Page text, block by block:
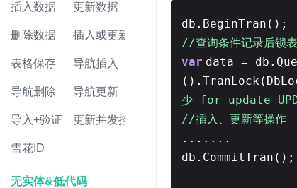
插入数据 更新数据
删除数据 插入或更新
表格保存 导航插入
导航删除 导航更新
导入+验证 更新并发控制
雪花ID
无实体&低代码
db.BeginTran();
//查询条件记录后锁表
var data =
少 for update
//插入、更新等操作
.......
db.CommitTran();